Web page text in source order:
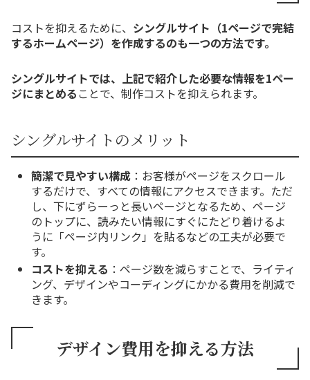
コストを抑えるために、 シングルサイト（1ページで完結
するホームページ）を作成するのも一つの方法です。
シングルサイトでは、上記で紹介した必要な情報を1ペー
ジにまとめる ことで、制作コストを抑えられます。
シングルサイトのメリット
簡潔で見やすい構成 ：お客様がページをスクロール
するだけで、すべての情報にアクセスできます。ただ
し、下にずらーっと長いページとなるため、ページ
のトップに、読みたい情報にすぐにたどり着けるよ
うに「ページ内リンク」を貼るなどの工夫が必要で
す。
コストを抑える ：ページ数を減らすことで、ライティ
ング、デザインやコーディングにかかる費用を削減で
きます。
デザイン費用を抑える方法